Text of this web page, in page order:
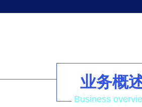
业务概
Business